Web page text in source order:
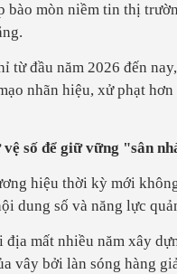
bào mòn niềm tin thị
từ đầu năm 2026 đến
nhãn hiệu, xử phạt
số để giữ vững "sân
hiệu thời kỳ mới
dung số và năng lực
mất nhiều năm xây
vây bởi làn sóng hàng